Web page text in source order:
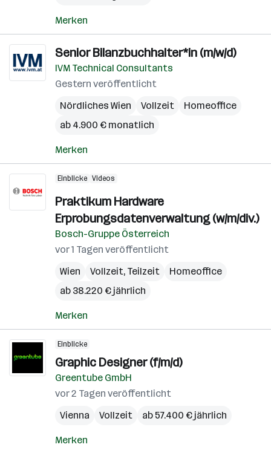
Merken
Senior Bilanzbuchhalter*in (m/w/d)
IVM Technical Consultants
Gestern veröffentlicht
Nördliches Wien
Vollzeit
Homeoffice
ab 4.900 € monatlich
Merken
Einblicke Videos
Praktikum Hardware
Erprobungsdatenverwaltung (w/m/div.)
Bosch-Gruppe Österreich
vor 1 Tagen veröffentlicht
Wien
Vollzeit, Teilzeit
Homeoffice
ab 38.220 € jährlich
Merken
Einblicke
Graphic Designer (f/m/d)
Greentube GmbH
vor 2 Tagen veröffentlicht
Vienna
Vollzeit ab 57.400 € jährlich
Merken